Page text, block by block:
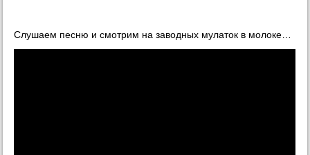
Слушаем песню и смотрим на заводных мулаток в молоке…